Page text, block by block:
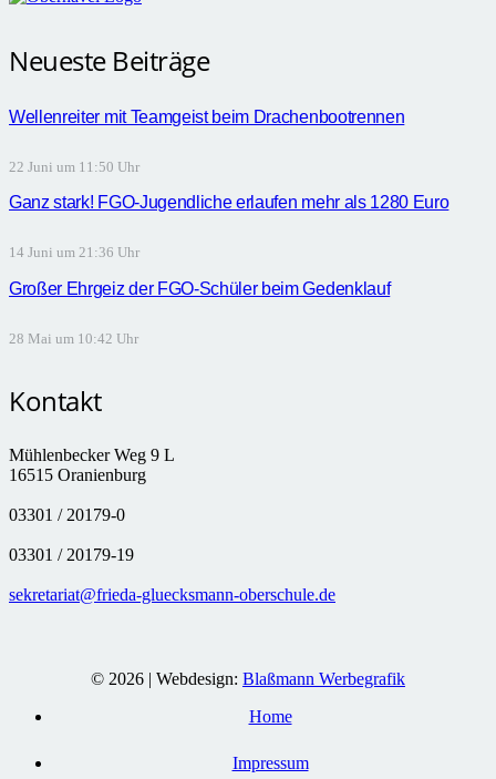
Neueste Beiträge
Wellenreiter mit Teamgeist beim Drachenbootrennen
22 Juni um 11:50 Uhr
Ganz stark! FGO-Jugendliche erlaufen mehr als 1280 Euro
14 Juni um 21:36 Uhr
Großer Ehrgeiz der FGO-Schüler beim Gedenklauf
28 Mai um 10:42 Uhr
Kontakt
Mühlenbecker Weg 9 L
16515 Oranienburg
03301 / 20179-0
03301 / 20179-19
sekretariat@frieda-gluecksmann-oberschule.de
© 2026 | Webdesign: Blaßmann Werbegrafik
Home
Impressum